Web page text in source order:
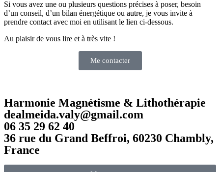
Si vous avez une ou plusieurs questions précises à poser, besoin
d’un conseil, d’un bilan énergétique ou autre, je vous invite à
prendre contact avec moi en utilisant le lien ci-dessous.
Au plaisir de vous lire et à très vite !
Me contacter
Harmonie Magnétisme & Lithothérapie
dealmeida.valy@gmail.com
06 35 29 62 40
36 rue du Grand Beffroi, 60230 Chambly,
France